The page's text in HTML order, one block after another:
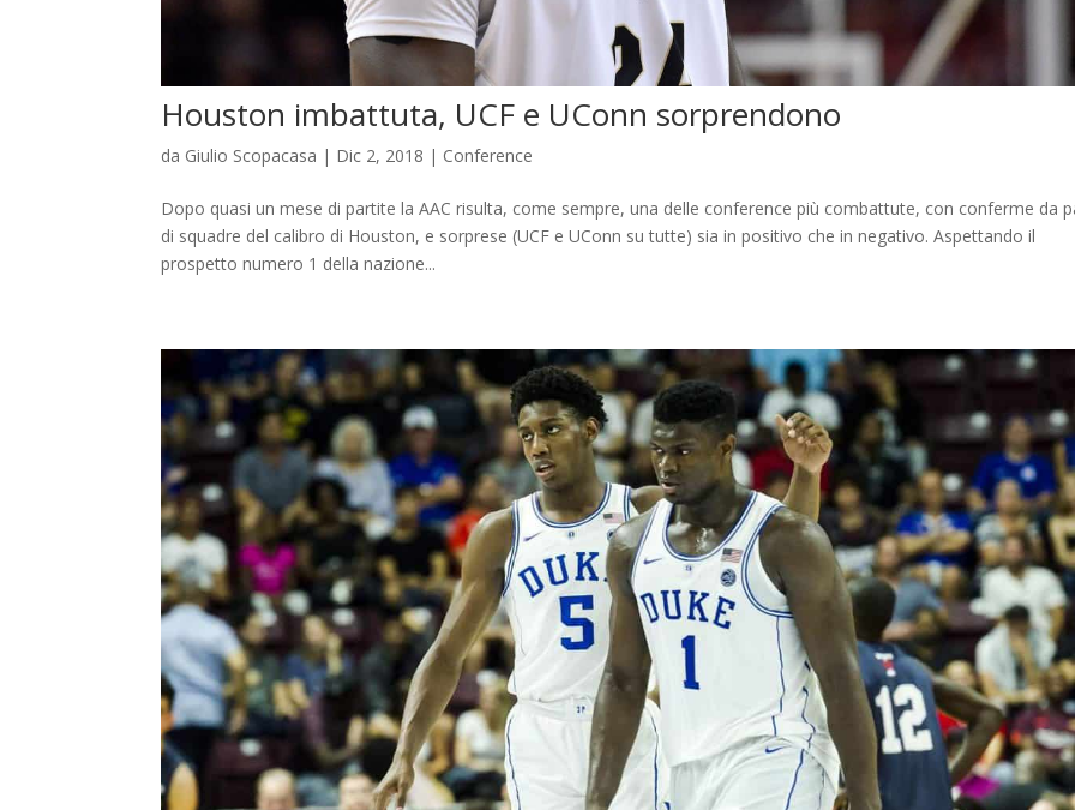
Houston imbattuta, UCF e UConn sorprendono
da Giulio Scopacasa | Dic 2, 2018 | Conference
Dopo quasi un mese di partite la AAC risulta, come sempre, una delle conference più combattute, con conferme da
di squadre del calibro di Houston, e sorprese (UCF e UConn su tutte) sia in positivo che in negativo. Aspettando il
prospetto numero 1 della nazione...